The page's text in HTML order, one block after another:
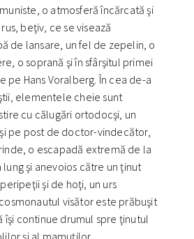
o atmosferă încărcată şi
beţiv, ce se visează
de lansare, un fel de zepelin, o
o soprană şi în sfârşitul primei
pe Hans Voralberg. În cea de-a
elementele cheie sunt
cu călugări ortodocşi, un
pe post de doctor-vindecător,
o escapadă extremă de la
şi anevoios către un ţinut
şi de hoţi, un urs
visător este prăbuşit
îşi continue drumul spre ţinutul
şi al mamuţilor.